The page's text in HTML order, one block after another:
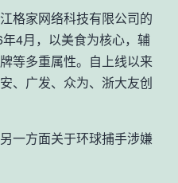
格家网络科技有限公司的
4月，以美食为核心，辅
等多重属性。自上线以来
、广发、众为、浙大友创
一方面关于环球捕手涉嫌